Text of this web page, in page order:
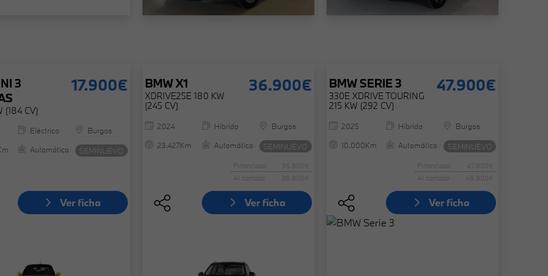
3
(184 CV)
17.900€
Eléctrico
Burgos
Automática SEMINUEVO
Ver ficha
BMWX1
XDRIVE25E 180 KW
(245 CV)
36.900€
2024 Híbrido
Burgos
23.427Km
Automática SEMINUEVO
Financiado
36.900€
Al contado
38.900€
Ver ficha
BMWSERIE 3
330E XDRIVE TOURING
215 KW (292 CV)
47.900€
2025 Híbrido
Burgos
10.000Km
Automática SEMINUEVO
Financiado
47.900€
Al contado
49.900€
Ver ficha